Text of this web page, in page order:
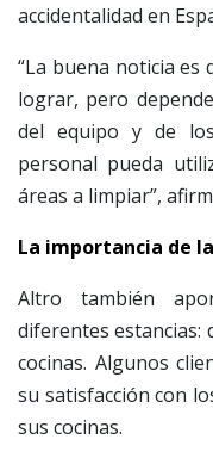
accidentalidad en
“La buena noticia es
lograr, pero
del equipo y de
personal pueda
áreas a limpiar”,
La importancia de
Altro también
diferentes estancias:
cocinas. Algunos
su satisfacción con
sus cocinas.